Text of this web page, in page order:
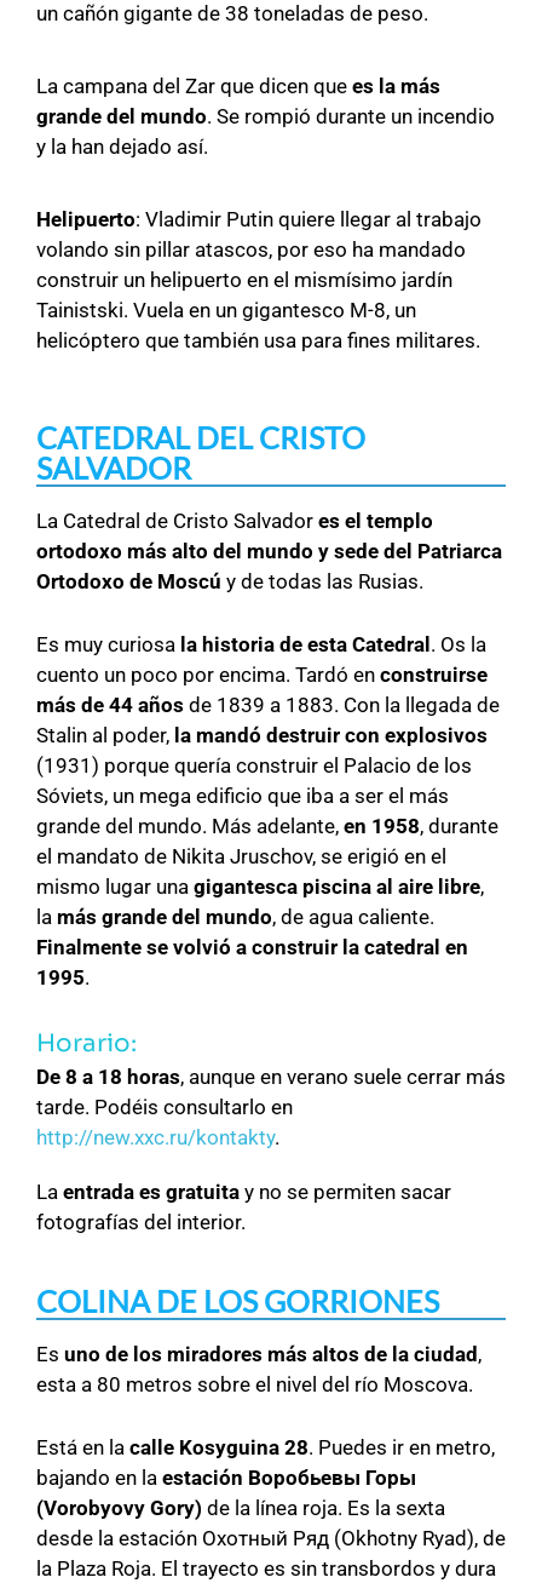
un cañón gigante de 38 toneladas de peso.
La campana del Zar que dicen que es la más
grande del mundo. Se rompió durante un incendio
y la han dejado así.
Helipuerto: Vladimir Putin quiere llegar al trabajo
volando sin pillar atascos, por eso ha mandado
construir un helipuerto en el mismísimo jardín
Tainistski. Vuela en un gigantesco M-8, un
helicóptero que también usa para fines militares.
CATEDRAL DEL CRISTO
SALVADOR
La Catedral de Cristo Salvador es el templo
ortodoxo más alto del mundo y sede del Patriarca
Ortodoxo de Moscú y de todas las Rusias.
Es muy curiosa la historia de esta Catedral . Os la
cuento un poco por encima. Tardó en construirse
más de 44 años de 1839 a 1883. Con la llegada de
Stalin al poder, la mandó destruir con explosivos
(1931) porque quería construir el Palacio de los
Sóviets, un mega edificio que iba a ser el más
grande del mundo. Más adelante, en 1958, durante
el mandato de Nikita Jruschov, se erigió en el
mismo lugar una gigantesca piscina al aire libre,
la más grande del mundo, de agua caliente.
Finalmente se volvió a construir la catedral en
1995.
Horario:
De 8 a 18 horas, aunque en verano suele cerrar más
tarde. Podéis consultarlo en
http://new.xxc.ru/kontakty.
La entrada es gratuita y no se permiten sacar
fotografías del interior.
COLINA DE LOS GORRIONES
Es uno de los miradores más altos de la ciudad ,
esta a 80 metros sobre el nivel del río Moscova.
Está en la calle Kosyguina 28. Puedes ir en metro,
bajando en la estación Воробьевы Горы
(Vorobyovy Gory) de la línea roja. Es la sexta
desde la estación Охотный Ряд (Okhotny Ryad), de
la Plaza Roja. El trayecto es sin transbordos y dura